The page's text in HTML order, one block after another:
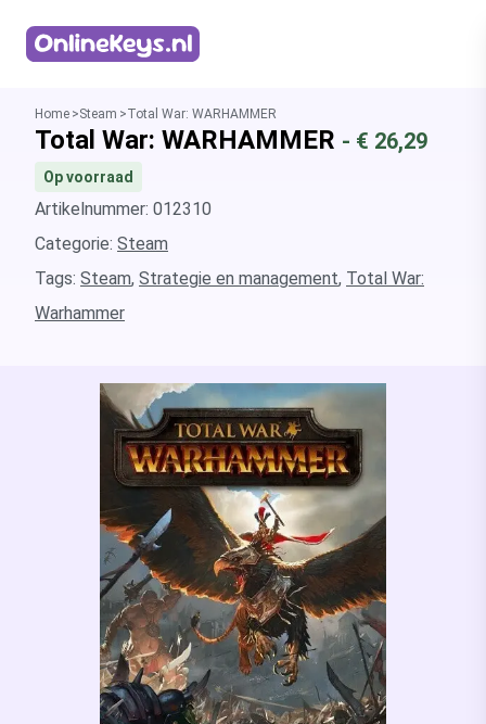
Home Steam Total War: WARHAMMER
Total War: WARHAMMER - € 26,29
Op voorraad
Artikelnummer: 012310
Categorie: Steam
Tags: Steam, Strategie en management, Total War:
Warhammer